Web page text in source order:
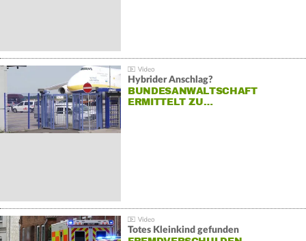
Hybrider Anschlag?
BUNDESANWALTSCHAFT
ERMITTELT ZU…
Totes Kleinkind gefunden